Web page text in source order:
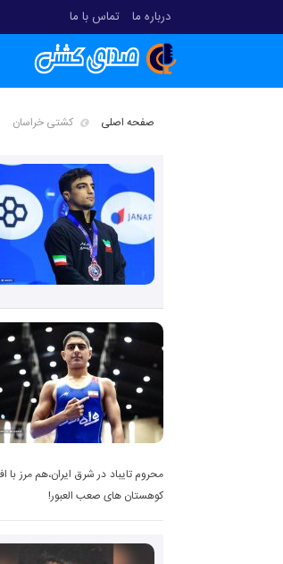
درباره ما تماس با ما
صفحه اصلی کشتی خراسان
محروم تایباد در شرق ایران،هم مرز
کوهستان های صعب العبور!